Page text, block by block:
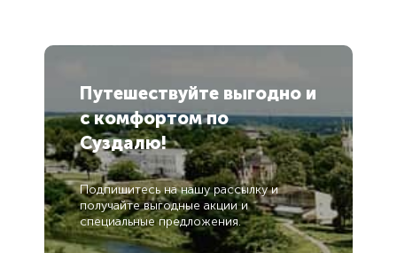
Путешествуйте выгодно и
с комфортомпо
Суздалю!
Подпишитесь на нашу рассылку и
получайте выгодные акции и
специальные предложения.